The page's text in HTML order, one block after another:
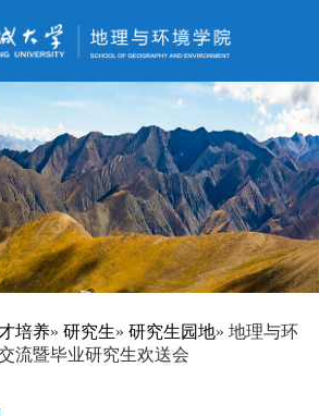
培养» 研究生» 研究生园地» 地理与环
流暨毕业研究生欢送会